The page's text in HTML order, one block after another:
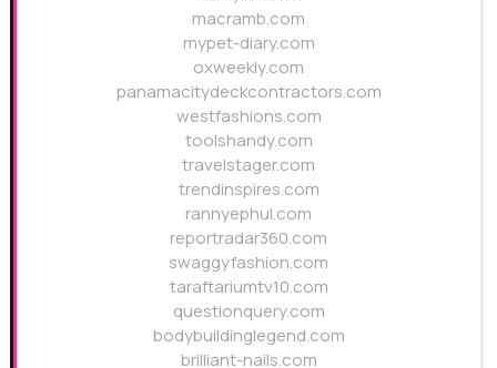
macramb.com
mypet-diary.com
oxweekly.com
panamacitydeckcontractors.com
westfashions.com
toolshandy.com
travelstager.com
trendinspires.com
rannyephul.com
reportradar360.com
swaggyfashion.com
taraftariumtv10.com
questionquery.com
bodybuildinglegend.com
brilliant-nails.com